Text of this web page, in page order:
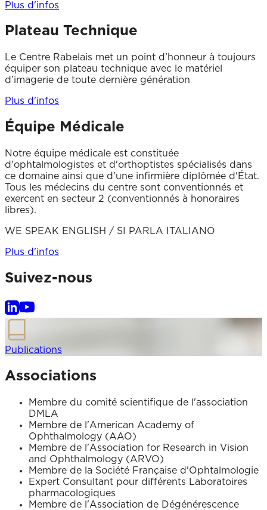
Plus d'infos
Plateau Technique
Le Centre Rabelais met un point d’honneur à toujours
équiper son plateau technique avec le matériel
d’imagerie de toute dernière génération
Plus d'infos
Équipe Médicale
Notre équipe médicale est constituée
d'ophtalmologistes et d'orthoptistes spécialisés dans
ce domaine ainsi que d'une infirmière diplômée d'État.
Tous les médecins du centre sont conventionnés et
exercent en secteur 2 (conventionnés à honoraires
libres).
WE SPEAK ENGLISH / SI PARLA ITALIANO
Plus d'infos
Suivez-nous
Publications
Associations
Membre du comité scientifique de l'association
DMLA
Membre de l'American Academy of
Ophthalmology (AAO)
Membre de l'Association for Research in Vision
and Ophthalmology (ARVO)
Membre de la Société Française d'Ophtalmologie
Expert Consultant pour différents Laboratoires
pharmacologiques
Membre de l'Association de Dégénérescence